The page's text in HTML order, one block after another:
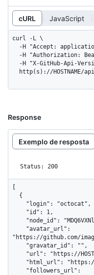
cURL JavaScript
curl -L \
http(s)://HOSTNAME/
Response
Exemplo de resposta
Status: 200
"https://github.com/